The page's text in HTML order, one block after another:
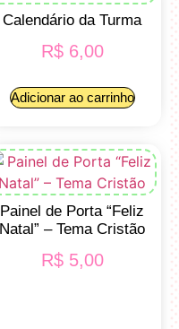
Calendário da Turma
R$6,00
Adicionar ao carrinho
Painel de Porta “Feliz
Natal” – Tema Cristão
R$5,00